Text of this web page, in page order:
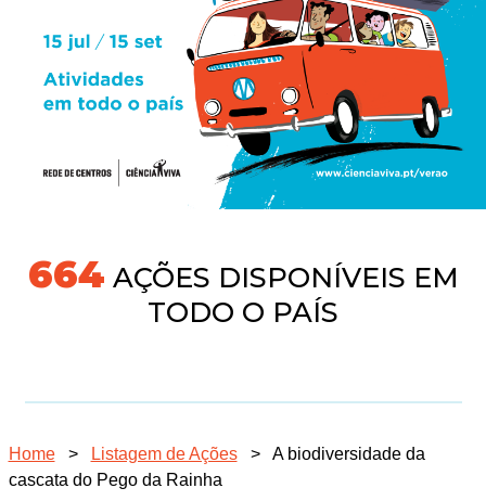
704 AÇÕES DISPONÍVEIS EM
TODO O PAÍS
Home > Listagem de Ações >
A biodiversidade da
cascata do Pego da Rainha